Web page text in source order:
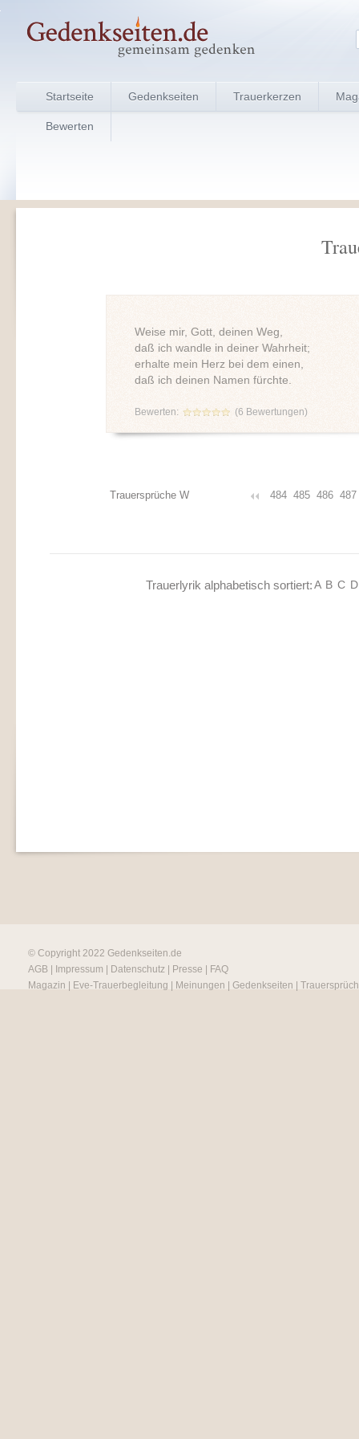
Startseite Gedenkseiten Trauerkerzen
Bewerten
Weise mir, Gott, deinen Weg,
daß ich wandle in deiner Wahrheit;
erhalte mein Herz bei dem einen,
daß ich deinen Namen fürchte.
Bewerten: (6 Bewertungen)
Trauersprüche W 484 485 486 487
Trauerlyrik alphabetisch sortiert:A B C D
© Copyright 2022 Gedenkseiten.de
AGB
Impressum Datenschutz Presse
FAQ
Magazin
Eve-Trauerbegleitung Meinungen Gedenkseiten